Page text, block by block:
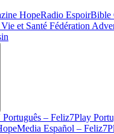
HopeRadio EspoirBible
et Santé Fédération
Português – Feliz7Play
Español –